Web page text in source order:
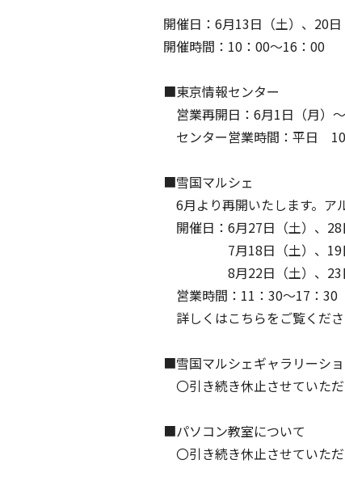
開催日：6月13日（土）、20日
開催時間：10：00～16：00
■東京情報センター
営業再開日：6月1日（月）～
センター営業時間：平日
■雪国マルシェ
6月より再開いたします。ア
開催日：6月27日（土）、28
7月18日（土）、19日
8月22日（土）、23日
営業時間：11：30～17：30
詳しくはこちらをご覧く
■雪国マルシェギャラリーシ
〇引き続き休止させていただ
■パソコン教室について
〇引き続き休止させていただ